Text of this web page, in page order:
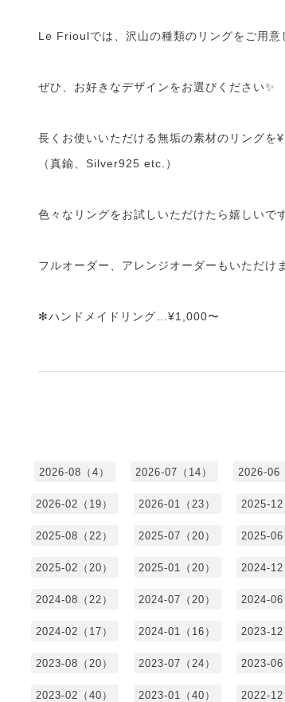
Le Frioulでは、沢山の種類のリングをご用意
ぜひ、お好きなデザインをお選びください✨
長くお使いいただける無垢の素材のリング
（真鍮、Silver925 etc.）
色々なリングをお試しいただけたら嬉しいで
フルオーダー、アレンジオーダーもいただけ
✻ハンドメイドリング…¥1,000〜
2026-08（4） 2026-07（14） 2026-06
2026-02（19） 2026-01（23） 2025-12
2025-08（22） 2025-07（20） 2025-06
2025-02（20） 2025-01（20） 2024-12
2024-08（22） 2024-07（20） 2024-06
2024-02（17） 2024-01（16） 2023-12
2023-08（20） 2023-07（24） 2023-06
2023-02（40） 2023-01（40） 2022-12